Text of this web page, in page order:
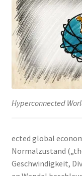
Hyperconnected
ected global
Normalzustand
Geschwindigkeit,